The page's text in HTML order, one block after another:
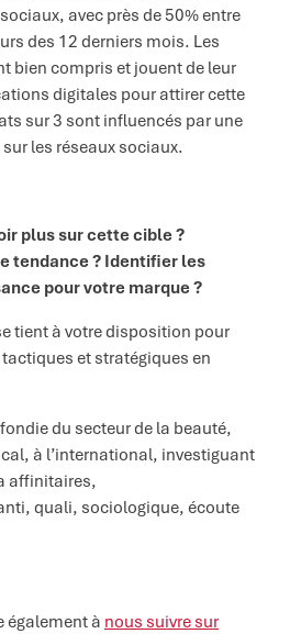
avec près de 50% entre
des 12 derniers mois. Les
bien compris et jouent de leur
digitales pour attirer cette
sur 3 sont influencés par une
les réseaux sociaux.
plus sur cette cible ?
tendance ? Identifier les
pour votre marque ?
tient à votre disposition pour
et stratégiques en
du secteur de la beauté,
à l’international, investiguant
affinitaires,
quali, sociologique, écoute
également à nous suivre sur